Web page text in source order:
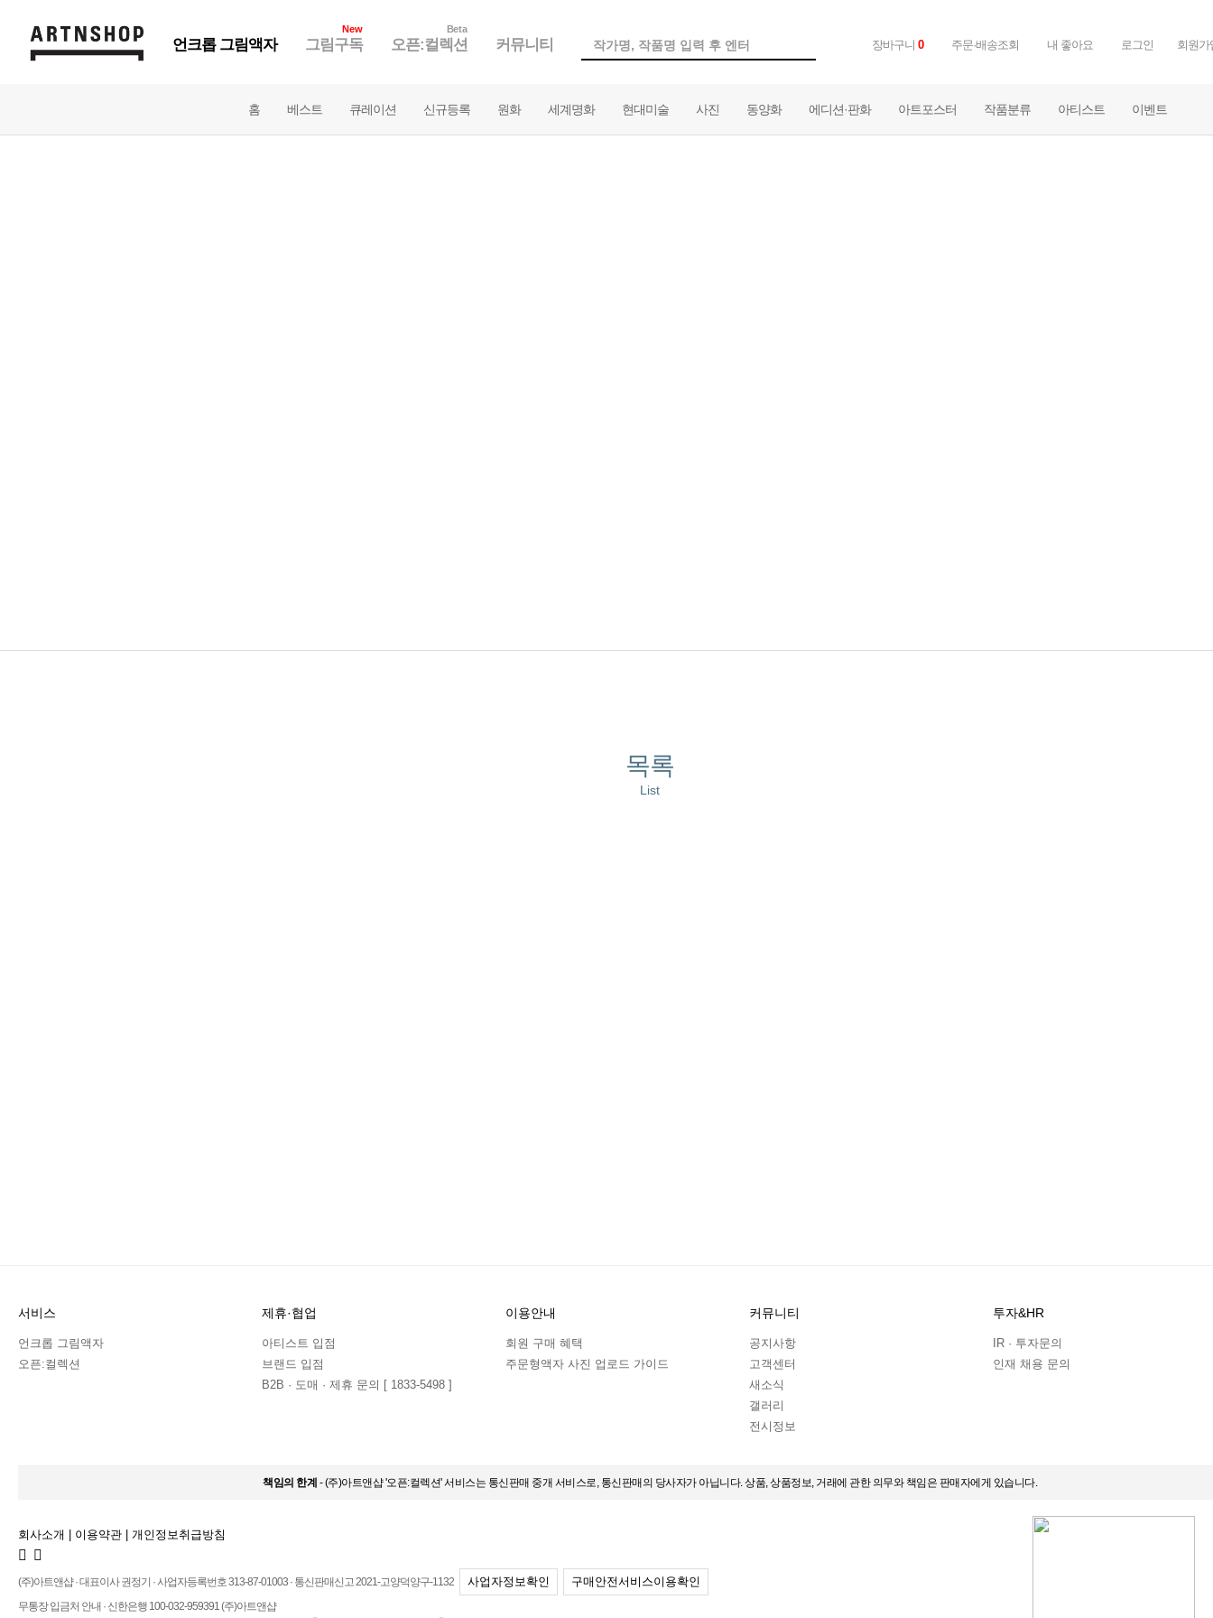
언크롭 그림액자
New
그림구독
Beta
오픈:컬렉션 커뮤니티 장바구니 0 주문·배송조회 내 좋아요 로그인 회원가
홈 베스트 큐레이션 신규등록 원화 세계명화 현대미술 사진 동양화 에디션·판화 아트포스터 작품분류 아티스트 이벤트
목록
List
서비스
언크롭 그림액자
오픈:컬렉션
제휴·협업
아티스트 입점
브랜드 입점
B2B · 도매 · 제휴 문의 [ 1833-5498 ]
이용안내
회원 구매 혜택
주문형액자 사진 업로드 가이드
커뮤니티
공지사항
고객센터
새소식
갤러리
전시정보
투자&HR
IR · 투자문의
인재 채용 문의
책임의 한계 - (주)아트앤샵 '오픈:컬렉션' 서비스는 통신판매 중개 서비스로, 통신판매의 당사자가 아닙니다. 상품, 상품정보, 거래에 관한 의무와 책임은 판매자에게 있습니다.
회사소개 이용약관 개인정보취급방침
(주)아트앤샵 · 대표이사 권정기 · 사업자등록번호 313-87-01003 · 통신판매신고 2021-고양덕양구-1132 사업자정보확인 구매안전서비스이용확인
무통장 입금처 안내 · 신한은행 100-032-959391 (주)아트앤샵